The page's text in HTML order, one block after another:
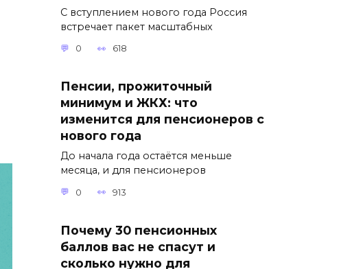
С вступлением нового года Россия
встречает пакет масштабных
0 618
Пенсии, прожиточный
минимум и ЖКХ: что
изменится для пенсионеров с
нового года
До начала года остаётся меньше
месяца, и для пенсионеров
0 913
Почему 30 пенсионных
баллов вас не спасут и
сколько нужно для